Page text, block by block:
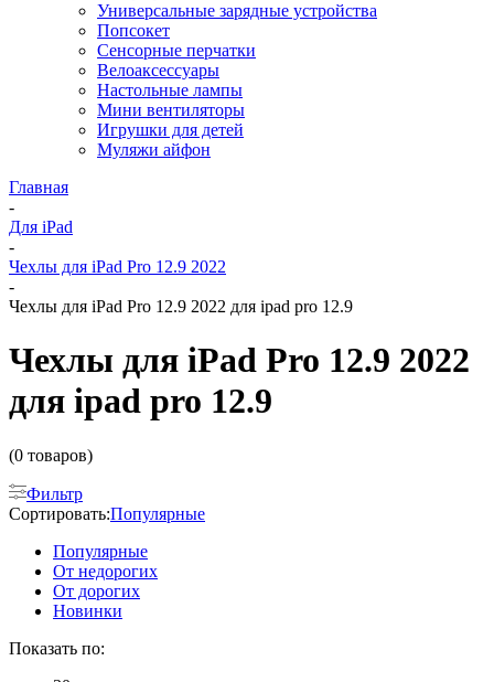
Универсальные зарядные устройства
Попсокет
Сенсорные перчатки
Велоаксессуары
Настольные лампы
Мини вентиляторы
Игрушки для детей
Муляжи айфон
Главная
-
Для iPad
-
Чехлы для iPad Pro 12.9 2022
-
Чехлы для iPad Pro 12.9 2022 для ipad pro 12.9
Чехлы для iPad Pro 12.9 2022
для ipad pro 12.9
(0 товаров)
Фильтр
Сортировать:Популярные
Популярные
От недорогих
От дорогих
Новинки
Показать по: